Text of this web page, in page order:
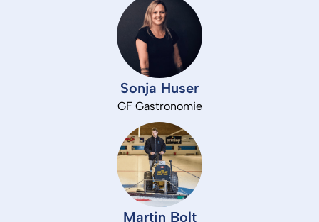
Sonja Huser
GF Gastronomie
Martin Bolt